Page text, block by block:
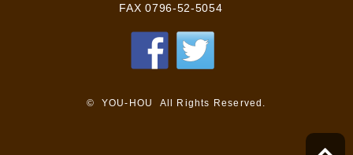
FAX 0796-52-5054
© YOU-HOU All Rights Reserved.